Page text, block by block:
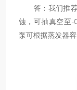
答：我们推荐
蚀，可抽真空至-
泵可根据蒸发器